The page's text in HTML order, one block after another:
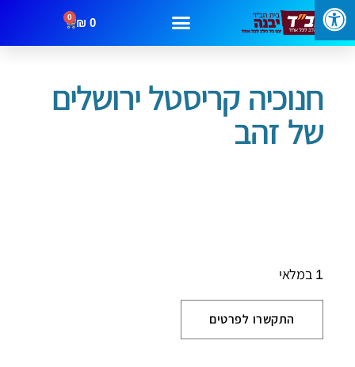
0
₪
0
עמוד הבית/חנוכה/ חנוכיה קריסטל ירושלים של זהב
חנוכיה קריסטל ירושלים
של זהב
1 במלאי
התקשרו לפרטים